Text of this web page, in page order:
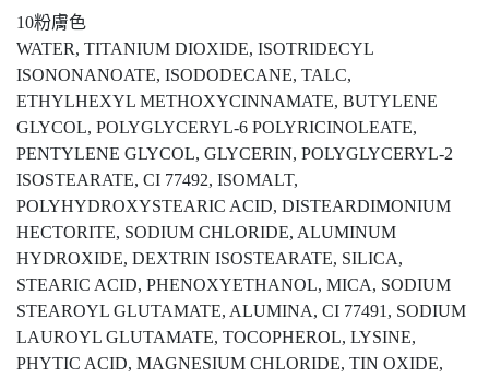
10粉膚色
WATER, TITANIUM DIOXIDE, ISOTRIDECYL
ISONONANOATE, ISODODECANE, TALC,
ETHYLHEXYL METHOXYCINNAMATE, BUTYLENE
GLYCOL, POLYGLYCERYL-6 POLYRICINOLEATE,
PENTYLENE GLYCOL, GLYCERIN, POLYGLYCERYL-2
ISOSTEARATE, CI 77492, ISOMALT,
POLYHYDROXYSTEARIC ACID, DISTEARDIMONIUM
HECTORITE, SODIUM CHLORIDE, ALUMINUM
HYDROXIDE, DEXTRIN ISOSTEARATE, SILICA,
STEARIC ACID, PHENOXYETHANOL, MICA, SODIUM
STEAROYL GLUTAMATE, ALUMINA, CI 77491, SODIUM
LAUROYL GLUTAMATE, TOCOPHEROL, LYSINE,
PHYTIC ACID, MAGNESIUM CHLORIDE, TIN OXIDE,